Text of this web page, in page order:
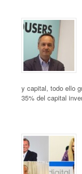
y capital, todo ello
35% del capital